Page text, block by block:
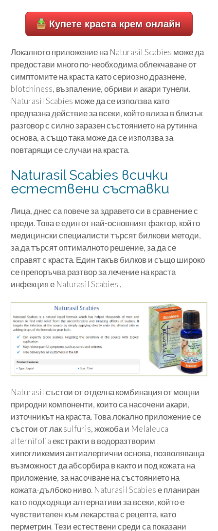
Купете краста крем онлайн
Локалното приложение на Naturasil Scabies може да
предостави много по-необходима облекчаване от
симптомите на краста като сериозно дразнене,
blotchiness, възпаление, обриви и акари тунели.
Naturasil Scabies може да се използва като
предпазна действие за всеки, който влиза в близък
разговор с силно заразен състоянието на рутинна
основа, а също така може да се използва за
повтарящи се случаи на краста.
Naturasil Scabies всички
естествени съставки
Лица, днес са повече за здравето си в сравнение с
преди. Това е един от най-основният фактор, който
медицински специалисти търсят билкови методи,
за да търсят оптималното решение, за да се
справят с краста. Един такъв билков и също широко
се препоръчва разтвор за лечение на краста
инфекция е Naturasil Scabies ,
Naturasil състои от отделна комбинация от мощни
природни компоненти, които са насочени акари,
източникът на краста. Това локално приложение се
състои от лак sulfuris, жожоба и Melaleuca
alternifolia екстракти в водоразтворим
хипогликемия антиалергични основа, позволяваща
възможност да абсорбира в както и под кожата на
приложение, за насочване на състоянието на
кожата-дълбоко ниво. Naturasil Scabies е планиран
като подходящи алтернативи за всеки, който е
чувствителен към лекарства с рецепта, като
перметрин. Тези естествени среди са показани